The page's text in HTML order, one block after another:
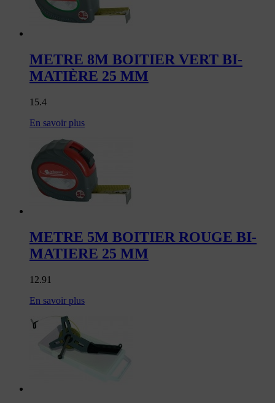
METRE 8M BOITIER VERT BI-
MATIÈRE 25 MM
15.4
En savoir plus
METRE 5M BOITIER ROUGE BI-
MATIERE 25 MM
12.91
En savoir plus